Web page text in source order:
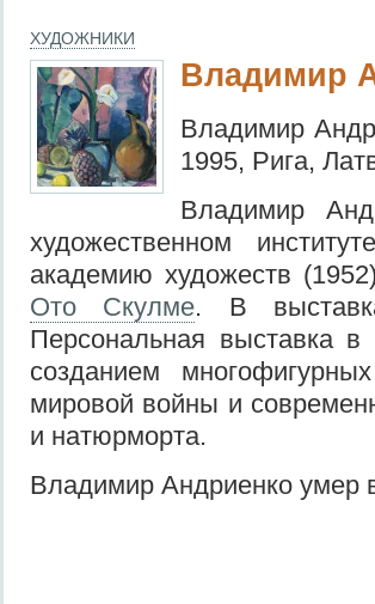
ХУДОЖНИКИ
Владимир
Владимир
1995, Рига,
Владимир
художественном
академию художеств
Ото Скулме. В
Персональная выставка
созданием
мировой войны и
и натюрморта.
Владимир Андриенко умер